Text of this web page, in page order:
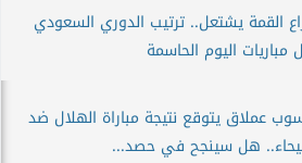
القمة يشتعل.. ترتيب الدوري السعودي
مباريات اليوم الحاسمة
عملاق يتوقع نتيجة مباراة الهلال ضد
هل سينجح في حصد...